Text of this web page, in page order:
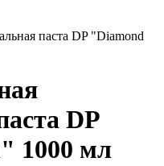
паста DP "Diamond
DP
1000 мл